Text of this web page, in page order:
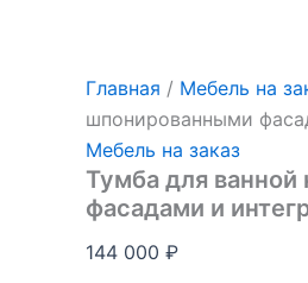
Главная / Мебель на
шпонированными
Мебель на заказ
Тумба для
фасадами и
144 000 ₽